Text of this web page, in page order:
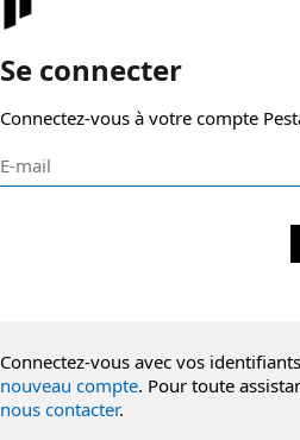
Se connecter
Connectez-vous à votre compte
Connectez-vous avec vos
nouveau compte. Pour toute
nous contacter.